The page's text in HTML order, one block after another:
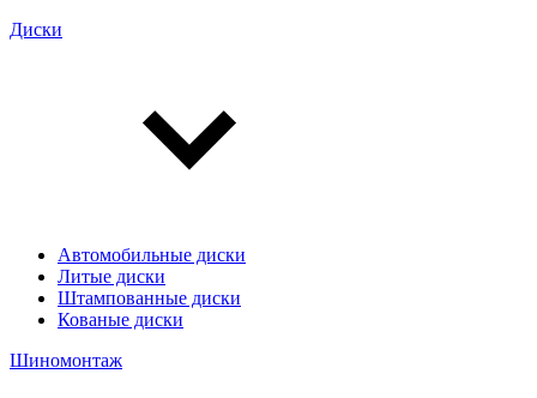
Диски
Автомобильные диски
Литые диски
Штампованные диски
Кованые диски
Шиномонтаж